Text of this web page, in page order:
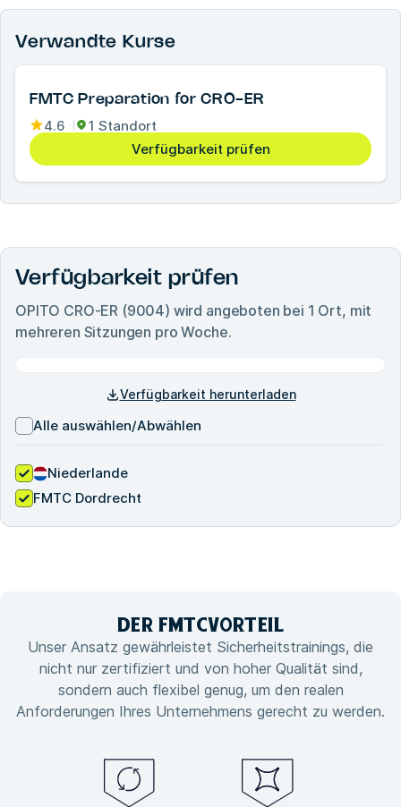
Verwandte Kurse
FMTC Preparation for CRO-ER
4.6
1 Standort
Verfügbarkeit prüfen
Verfügbarkeit prüfen
OPITO CRO-ER (9004) wird angeboten bei 1 Ort, mit
mehreren Sitzungen pro Woche.
Verfügbarkeit herunterladen
Alle auswählen/Abwählen
Niederlande
FMTC Dordrecht
DER FMTCVORTEIL
Unser Ansatz gewährleistet Sicherheitstrainings, die
nicht nur zertifiziert und von hoher Qualität sind,
sondern auch flexibel genug, um den realen
Anforderungen Ihres Unternehmens gerecht zu werden.